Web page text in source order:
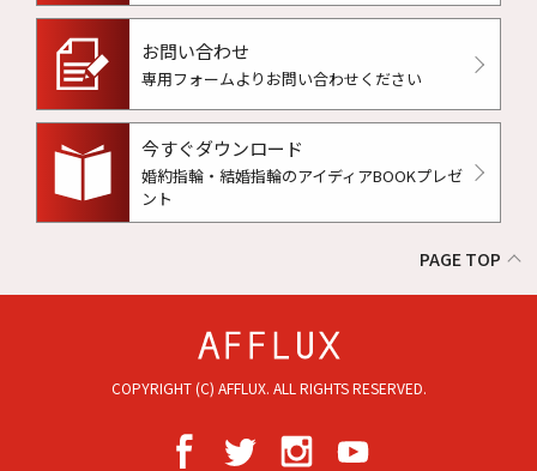
お問い合わせ
専用フォームよりお問い合わせください
今すぐダウンロード
婚約指輪・結婚指輪のアイディアBOOKプレゼ
ント
PAGE TOP
COPYRIGHT (C) AFFLUX. ALL RIGHTS RESERVED.